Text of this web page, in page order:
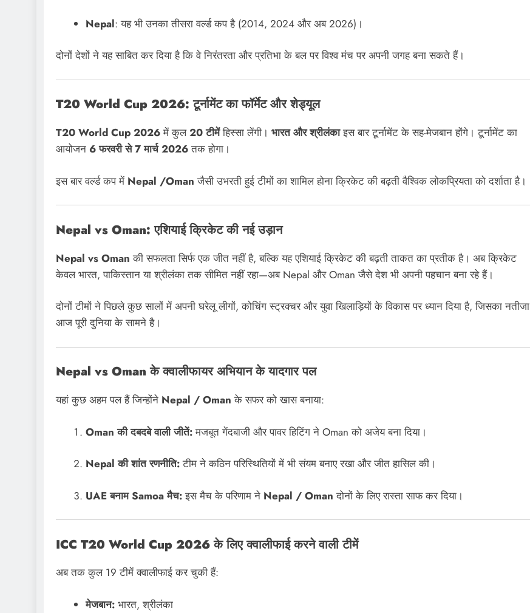
Nepal: यह भी उनका तीसरा वर्ल्ड कप है (2014, 2024 और अब 2026)।
दोनों देशों ने यह साबित कर दिया है कि वे निरंतरता और प्रतिभा के बल पर विश्व मंच पर अपनी जगह बना सकते हैं।
T20 World Cup 2026: टूर्नामेंट का फॉर्मेट और शेड्यूल
T20 World Cup 2026में कुल20 टीमेंहिस्सा लेंगी। भारत और श्रीलंकाइस बार टूर्नामेंट के सह-मेजबान होंगे। टूर्नामेंट का
आयोजन 6 फरवरी से 7 मार्च 2026तक होगा।
इस बार वर्ल्ड कप में Nepal /Oman जैसी उभरती हुई टीमों का शामिल होना क्रिकेट की बढ़ती वैश्विक लोकप्रियता को दर्शाता है।
Nepal vs Oman: एशियाई क्रिकेट की नई उड़ान
Nepal vs Oman की सफलता सिर्फ एक जीत नहीं है, बल्कि यह एशियाई क्रिकेट की बढ़ती ताकत का प्रतीक है। अब क्रिकेट
केवल भारत, पाकिस्तान या श्रीलंका तक सीमित नहीं रहा—अब Nepal और Oman जैसे देश भी अपनी पहचान बना रहे हैं।
दोनों टीमों ने पिछले कुछ सालों में अपनी घरेलू लीगों, कोचिंग स्ट्रक्चर और युवा खिलाड़ियों के विकास पर ध्यान दिया है, जिसका नतीजा
आज पूरी दुनिया के सामने है।
Nepal vs Oman के क्वालीफायर अभियान के यादगार पल
यहां कुछ अहम पल हैं जिन्होंने Nepal / Oman के सफर को खास बनाया:
Oman की दबदबे वाली जीतें:मजबूत गेंदबाजी और पावर हिटिंग ने Oman को अजेय बना दिया।
Nepal की शांत रणनीति:टीम ने कठिन परिस्थितियों में भी संयम बनाए रखा और जीत हासिल की।
UAE बनाम Samoa मैच:इस मैच के परिणाम ने Nepal / Oman दोनों के लिए रास्ता साफ कर दिया।
ICC T20 World Cup 2026 के लिए क्वालीफाई करने वाली टीमें
अब तक कुल 19 टीमें क्वालीफाई कर चुकी हैं:
मेजबान:भारत, श्रीलंका